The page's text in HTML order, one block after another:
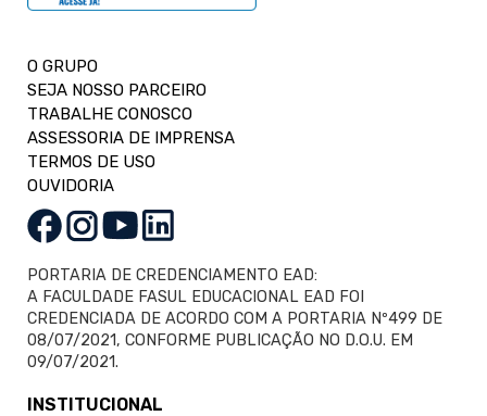
O GRUPO
SEJA NOSSO PARCEIRO
TRABALHE CONOSCO
ASSESSORIA DE IMPRENSA
TERMOS DE USO
OUVIDORIA
PORTARIA DE CREDENCIAMENTO EAD:
A FACULDADE FASUL EDUCACIONAL EAD FOI
CREDENCIADA DE ACORDO COM A PORTARIA Nº499 DE
08/07/2021, CONFORME PUBLICAÇÃO NO D.O.U. EM
09/07/2021.
INSTITUCIONAL